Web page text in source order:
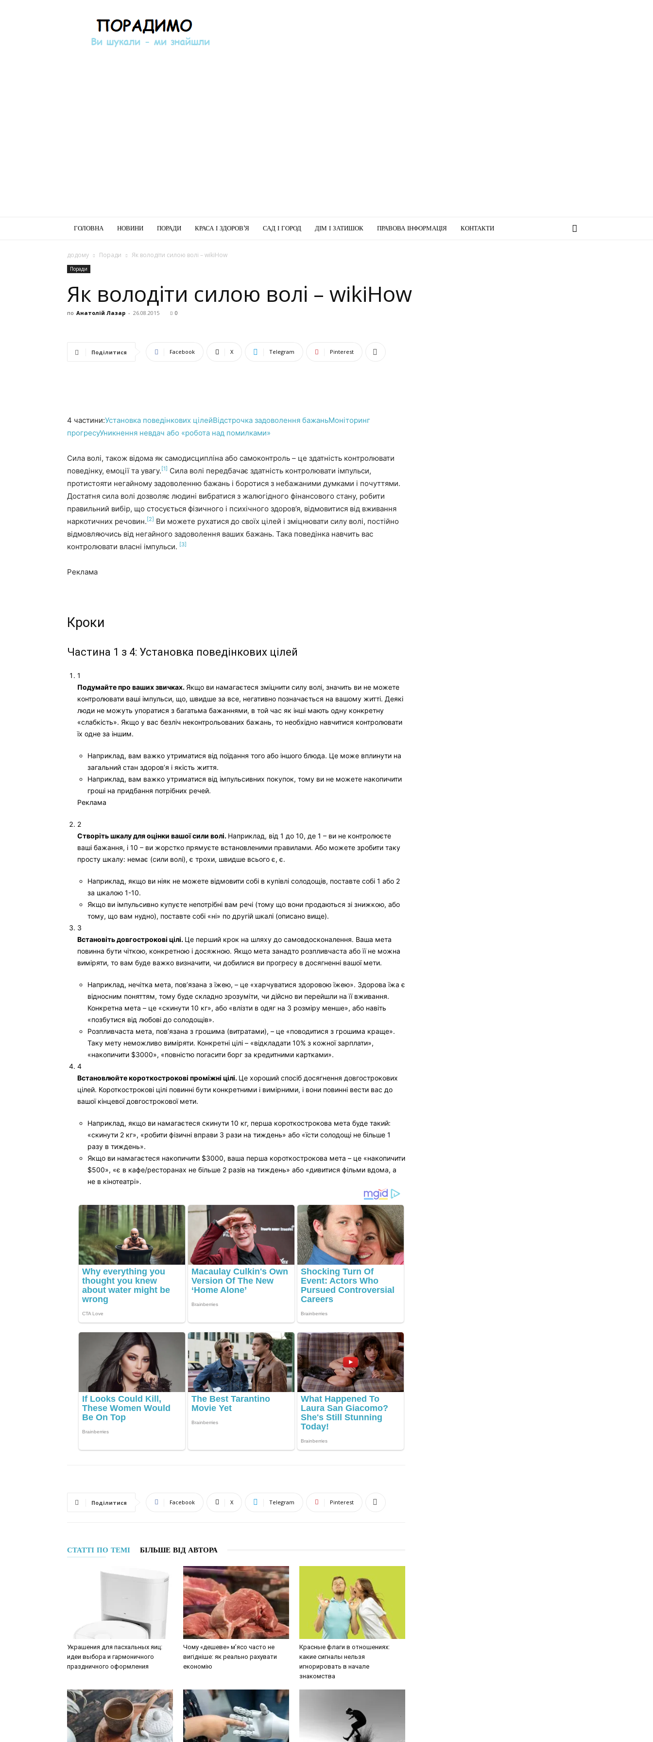
Порадимо
ГОЛОВНА НОВИНИ ПОРАДИ КРАСА І ЗДОРОВ’Я САД І ГОРОД ДІМ І ЗАТИШОК ПРАВОВА ІНФОРМАЦІЯ КОНТАКТИ
додому Поради Як володіти силою волі – wikiHow
Поради
Як володіти силою волі – wikiHow
по Анатолій Лазар - 26.08.2015 0
Поділитися Facebook X Telegram Pinterest
4 частини:Установка поведінкових цілейВідстрочка задоволення бажаньМоніторинг
прогресуУникнення невдач або «робота над помилками»
Сила волі, також відома як самодисципліна або самоконтроль – це здатність контролювати
поведінку, емоції та увагу. [1] Сила волі передбачає здатність контролювати імпульси,
протистояти негайному задоволенню бажань і боротися з небажаними думками і почуттями.
Достатня сила волі дозволяє людині вибратися з жалюгідного фінансового стану, робити
правильний вибір, що стосується фізичного і психічного здоров’я, відмовитися від вживання
наркотичних речовин. [2] Ви можете рухатися до своїх цілей і зміцнювати силу волі, постійно
відмовляючись від негайного задоволення ваших бажань. Така поведінка навчить вас
контролювати власні імпульси. [3]
Реклама
Кроки
Частина 1 з 4: Установка поведінкових цілей
1
Подумайте про ваших звичках. Якщо ви намагаєтеся зміцнити силу волі, значить ви не можете
контролювати ваші імпульси, що, швидше за все, негативно позначається на вашому житті. Деякі
люди не можуть упоратися з багатьма бажаннями, в той час як інші мають одну конкретну
«слабкість». Якщо у вас безліч неконтрольованих бажань, то необхідно навчитися контролювати
їх одне за іншим.
Наприклад, вам важко утриматися від поїдання того або іншого блюда. Це може вплинути на
загальний стан здоров’я і якість життя.
Наприклад, вам важко утриматися від імпульсивних покупок, тому ви не можете накопичити
гроші на придбання потрібних речей.
Реклама
2
Створіть шкалу для оцінки вашої сили волі. Наприклад, від 1 до 10, де 1 – ви не контролюєте
ваші бажання, і 10 – ви жорстко прямуєте встановленими правилами. Або можете зробити таку
просту шкалу: немає (сили волі), є трохи, швидше всього є, є.
Наприклад, якщо ви ніяк не можете відмовити собі в купівлі солодощів, поставте собі 1 або 2
за шкалою 1-10.
Якщо ви імпульсивно купуєте непотрібні вам речі (тому що вони продаються зі знижкою, або
тому, що вам нудно), поставте собі «ні» по другій шкалі (описано вище).
3
Встановіть довгострокові цілі. Це перший крок на шляху до самовдосконалення. Ваша мета
повинна бути чіткою, конкретною і досяжною. Якщо мета занадто розпливчаста або її не можна
виміряти, то вам буде важко визначити, чи добилися ви прогресу в досягненні вашої мети.
Наприклад, нечітка мета, пов’язана з їжею, – це «харчуватися здоровою їжею». Здорова їжа є
відносним поняттям, тому буде складно зрозуміти, чи дійсно ви перейшли на її вживання.
Конкретна мета – це «скинути 10 кг», або «влізти в одяг на 3 розміру менше», або навіть
«позбутися від любові до солодощів».
Розпливчаста мета, пов’язана з грошима (витратами), – це «поводитися з грошима краще».
Таку мету неможливо виміряти. Конкретні цілі – «відкладати 10% з кожної зарплати»,
«накопичити $3000», «повністю погасити борг за кредитними картками».
4
Встановлюйте короткострокові проміжні цілі. Це хороший спосіб досягнення довгострокових
цілей. Короткострокові цілі повинні бути конкретними і вимірними, і вони повинні вести вас до
вашої кінцевої довгострокової мети.
Наприклад, якщо ви намагаєтеся скинути 10 кг, перша короткострокова мета буде такий:
«скинути 2 кг», «робити фізичні вправи 3 рази на тиждень» або «їсти солодощі не більше 1
разу в тиждень».
Якщо ви намагаєтеся накопичити $3000, ваша перша короткострокова мета – це «накопичити
$500», «є в кафе/ресторанах не більше 2 разів на тиждень» або «дивитися фільми вдома, а
не в кінотеатрі».
Поділитися Facebook X Telegram Pinterest
СТАТТІ ПО ТЕМІ БІЛЬШЕ ВІД АВТОРА
Украшения для пасхальных яиц:
идеи выбора и гармоничного
праздничного оформления
Чому «дешеве» м’ясо часто не
вигідніше: як реально рахувати
економію
Красные флаги в отношениях:
какие сигналы нельзя
игнорировать в начале
знакомства